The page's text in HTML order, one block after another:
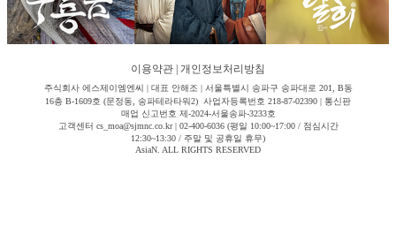
이용약관 개인정보처리방침
주식회사 에스제이엠엔씨 | 대표 안해조 | 서울특별시 송파구 송파대로 201, B동
16층 B-1609호 (문정동, 송파테라타워2) 사업자등록번호 218-87-02390 | 통신판
매업 신고번호 제-2024-서울송파-3233호
고객센터 cs_moa@sjmnc.co.kr | 02-400-6036 (평일 10:00~17:00 / 점심시간
12:30~13:30 / 주말 및 공휴일 휴무)
AsiaN. ALL RIGHTS RESERVED